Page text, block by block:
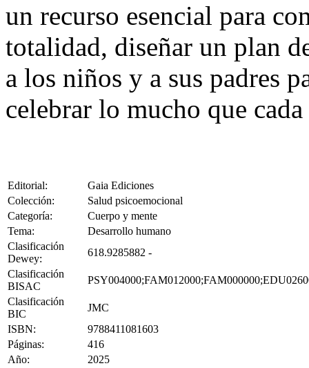
un recurso esencial para
totalidad, diseñar un plan
a los niños y a sus padres
celebrar lo mucho que
Editorial:
Gaia Ediciones
Colección:
Salud psicoemocional
Categoría:
Cuerpo y mente
Tema:
Desarrollo humano
Clasificación
Dewey:
618.9285882 -
Clasificación
BISAC
Clasificación
BIC
JMC
ISBN:
9788411081603
Páginas:
416
Año:
2025